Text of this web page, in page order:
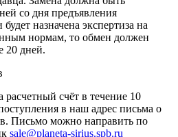
со дня предъявления
назначена экспертиза на
нормам, то обмен должен
20 дней.
расчетный счёт в течение 10
в наш адрес письма о
Письмо можно направить по
sale@planeta-sirius.spb.ru